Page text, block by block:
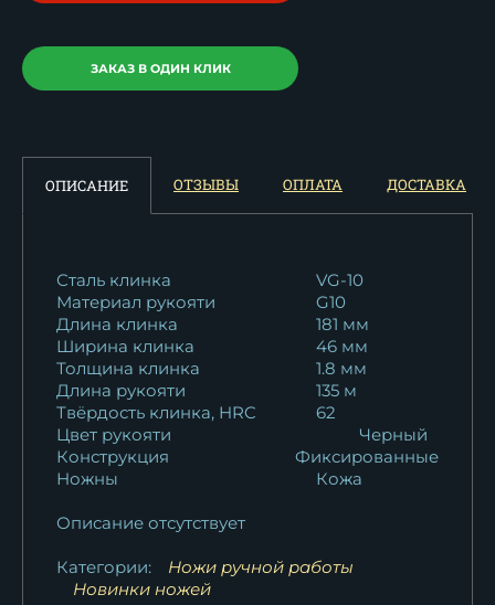
ЗАКАЗ В ОДИН КЛИК
ОПИСАНИЕ ОТЗЫВЫ ОПЛАТА ДОСТАВКА
Сталь клинка
VG-10
Материал рукояти
G10
Длина клинка
181 мм
Ширина клинка
46 мм
Толщина клинка
1.8 мм
Длина рукояти
135 м
Твёрдость клинка, HRC
62
Цвет рукояти
Черный
Конструкция
Фиксированные
Ножны
Кожа
Описание отсутствует
Категории:
Ножи ручной работы
Новинки ножей